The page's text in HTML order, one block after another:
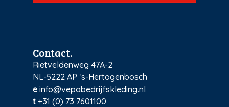
Contact.
Rietveldenweg 47A-2
NL-5222 AP ‘s-Hertogenbosch
e info@vepabedrijfskleding.nl
t +31 (0) 73 7601100